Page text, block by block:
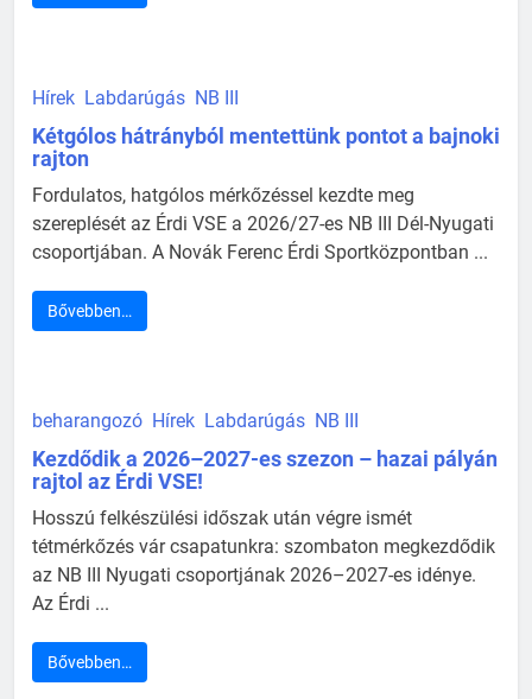
Hírek Labdarúgás NB III
Kétgólos hátrányból mentettünk pontot a bajnoki
rajton
Fordulatos, hatgólos mérkőzéssel kezdte meg
szereplését az Érdi VSE a 2026/27-es NB III Dél-Nyugati
csoportjában. A Novák Ferenc Érdi Sportközpontban ...
Bővebben…
beharangozó Hírek Labdarúgás NB III
Kezdődik a 2026–2027-es szezon – hazai pályán
rajtol az Érdi VSE!
Hosszú felkészülési időszak után végre ismét
tétmérkőzés vár csapatunkra: szombaton megkezdődik
az NB III Nyugati csoportjának 2026–2027-es idénye.
Az Érdi ...
Bővebben…